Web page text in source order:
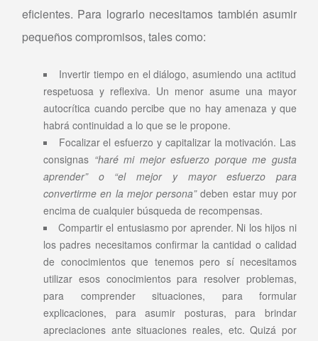
eficientes. Para lograrlo necesitamos también asumir
pequeños compromisos, tales como:
Invertir tiempo en el diálogo, asumiendo una actitud
respetuosa y reflexiva. Un menor asume una mayor
autocrítica cuando percibe que no hay amenaza y que
habrá continuidad a lo que se le propone.
Focalizar el esfuerzo y capitalizar la motivación. Las
consignas “haré mi mejor esfuerzo porque me gusta
aprender” o “el mejor y mayor esfuerzo para
convertirme en la mejor persona”deben estar muy por
encima de cualquier búsqueda de recompensas.
Compartir el entusiasmo por aprender. Ni los hijos ni
los padres necesitamos confirmar la cantidad o calidad
de conocimientos que tenemos pero sí necesitamos
utilizar esos conocimientos para resolver problemas,
para comprender situaciones, para formular
explicaciones, para asumir posturas, para brindar
apreciaciones ante situaciones reales, etc. Quizá por